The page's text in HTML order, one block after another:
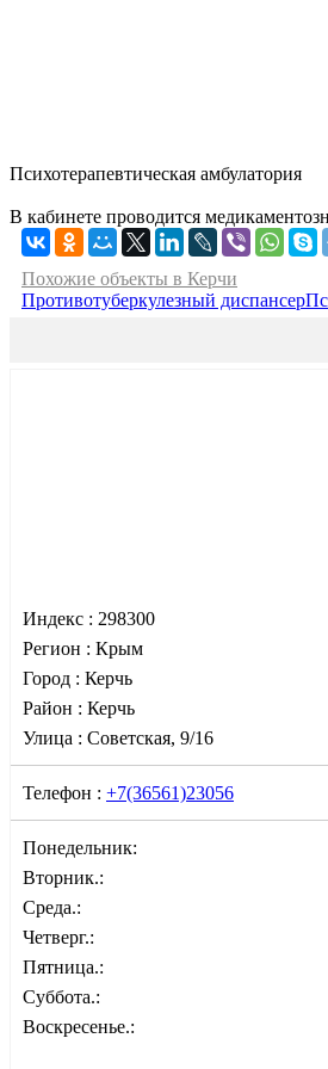
Психотерапевтическая амбулатория
В кабинете проводится
Похожие объекты в Керчи
Противотуберкулезный диспансер
Индекс : 298300
Регион : Крым
Город : Керчь
Район : Керчь
Улица : Советская, 9/16
Телефон : +7(36561)23056
Понедельник:
Вторник.:
Среда.:
Четверг.:
Пятница.:
Суббота.:
Воскресенье.: